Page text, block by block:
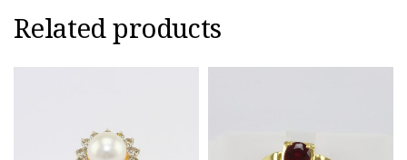
Related products